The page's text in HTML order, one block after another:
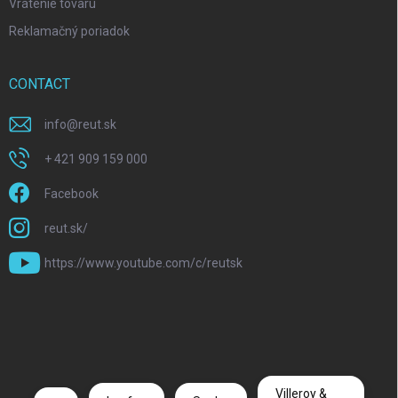
Vrátenie tovaru
Reklamačný poriadok
CONTACT
info@reut.sk
+ 421 909 159 000
Facebook
reut.sk/
https://www.youtube.com/c/reutsk
Villeroy &